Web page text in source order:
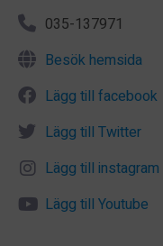
035-137971
Besök hemsida
Lägg till facebook
Lägg till Twitter
Lägg till instagram
Lägg till Youtube